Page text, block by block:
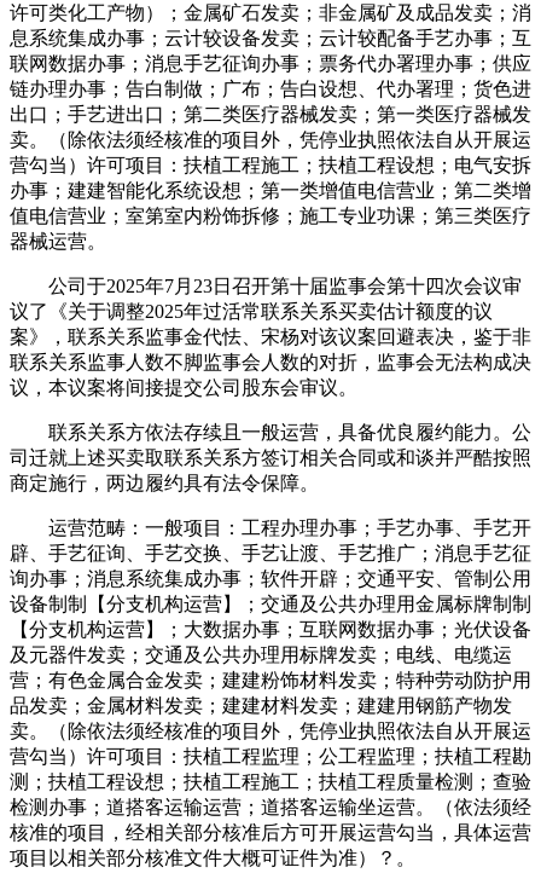
许可类化工产物）；金属矿石发卖；非金属矿及成品发卖；消
息系统集成办事；云计较设备发卖；云计较配备手艺办事；互
联网数据办事；消息手艺征询办事；票务代办署理办事；供应
链办理办事；告白制做；广布；告白设想、代办署理；货色进
出口；手艺进出口；第二类医疗器械发卖；第一类医疗器械发
卖。（除依法须经核准的项目外，凭停业执照依法自从开展运
营勾当）许可项目：扶植工程施工；扶植工程设想；电气安拆
办事；建建智能化系统设想；第一类增值电信营业；第二类增
值电信营业；室第室内粉饰拆修；施工专业功课；第三类医疗
器械运营。
公司于2025年7月23日召开第十届监事会第十四次会议审
议了《关于调整2025年过活常联系关系买卖估计额度的议
案》，联系关系监事金代怯、宋杨对该议案回避表决，鉴于非
联系关系监事人数不脚监事会人数的对折，监事会无法构成决
议，本议案将间接提交公司股东会审议。
联系关系方依法存续且一般运营，具备优良履约能力。公
司迁就上述买卖取联系关系方签订相关合同或和谈并严酷按照
商定施行，两边履约具有法令保障。
运营范畴：一般项目：工程办理办事；手艺办事、手艺开
辟、手艺征询、手艺交换、手艺让渡、手艺推广；消息手艺征
询办事；消息系统集成办事；软件开辟；交通平安、管制公用
设备制制【分支机构运营】；交通及公共办理用金属标牌制制
【分支机构运营】；大数据办事；互联网数据办事；光伏设备
及元器件发卖；交通及公共办理用标牌发卖；电线、电缆运
营；有色金属合金发卖；建建粉饰材料发卖；特种劳动防护用
品发卖；金属材料发卖；建建材料发卖；建建用钢筋产物发
卖。（除依法须经核准的项目外，凭停业执照依法自从开展运
营勾当）许可项目：扶植工程监理；公工程监理；扶植工程勘
测；扶植工程设想；扶植工程施工；扶植工程质量检测；查验
检测办事；道搭客运输运营；道搭客运输坐运营。（依法须经
核准的项目，经相关部分核准后方可开展运营勾当，具体运营
项目以相关部分核准文件大概可证件为准）？。